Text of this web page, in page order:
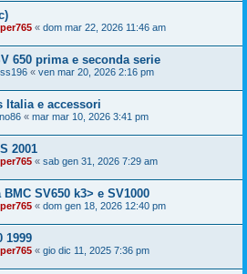
« dom mar 22, 2026 11:46 am
650 prima e seconda serie
« ven mar 20, 2026 2:16 pm
Italia e accessori
« mar mar 10, 2026 3:41 pm
2001
« sab gen 31, 2026 7:29 am
SV650 k3> e SV1000
« dom gen 18, 2026 12:40 pm
1999
« gio dic 11, 2025 7:36 pm